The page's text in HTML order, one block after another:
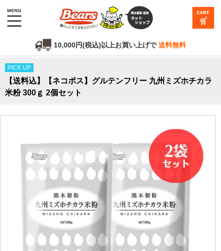
10,000円(税込)以上お買い上げで送料無料
PICK UP
【送料込】【ネコポス】グルテンフリー 九州ミズホチカラ
米粉 300ｇ 2個セット